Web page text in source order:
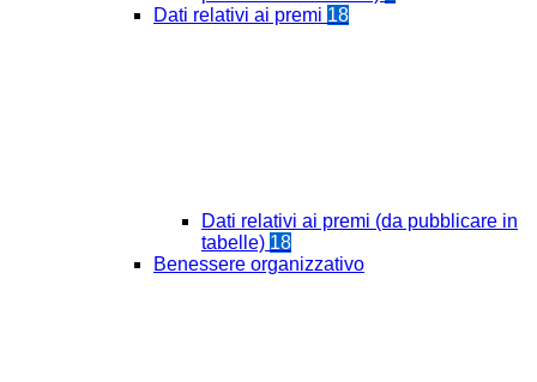
Dati relativi ai premi 18
Dati relativi ai premi (da pubblicare in
tabelle) 18
Benessere organizzativo